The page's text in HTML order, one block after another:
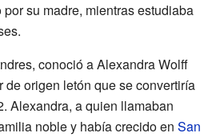
su madre, mientras estudiaba
conoció a Alexandra Wolff
de origen letón que se convertiría
Alexandra, a quien llamaban
noble y había crecido en San